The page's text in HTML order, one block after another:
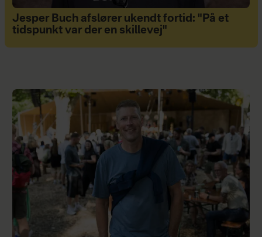
Jesper Buch afslører ukendt fortid: "På et
tidspunkt var der en skillevej"